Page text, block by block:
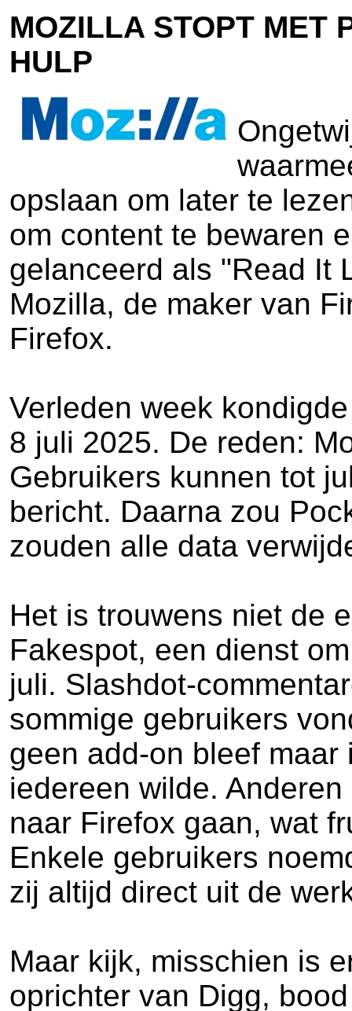
MOZILLA STOPT MET
HULP
opslaan om later te
om content te bewaren
gelanceerd als "Read It
Mozilla, de maker van
Firefox.
Verleden week
8 juli 2025. De reden:
Gebruikers kunnen tot
bericht. Daarna zou
zouden alle data
Het is trouwens niet de
Fakespot, een dienst
juli. Slashdot-
sommige gebruikers
geen add-on bleef
iedereen wilde.
naar Firefox gaan, wat
Enkele gebruikers
zij altijd direct uit de
Maar kijk, misschien is
oprichter van Digg,